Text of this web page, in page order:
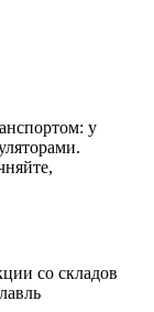
у
со складов